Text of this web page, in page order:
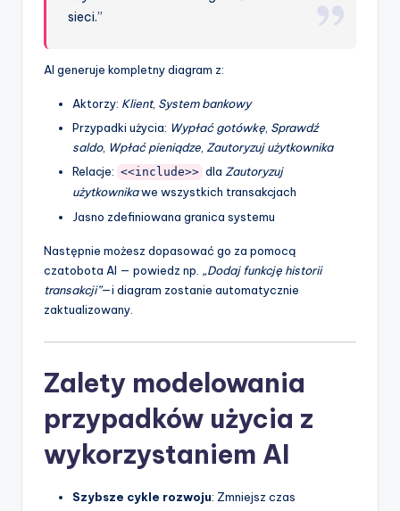
sieci.”
AI generuje kompletny diagram z:
Aktorzy: Klient, System bankowy
Przypadki użycia: Wypłać gotówkę, Sprawdź
saldo, Wpłać pieniądze, Zautoryzuj użytkownika
Relacje: <<include>> dla Zautoryzuj
użytkownikawe wszystkich transakcjach
Jasno zdefiniowana granica systemu
Następnie możesz dopasować go za pomocą
czatobota AI — powiedz np. „Dodaj funkcję historii
transakcji”—i diagram zostanie automatycznie
zaktualizowany.
Zalety modelowania
przypadków użycia z
wykorzystaniem AI
Szybsze cykle rozwoju: Zmniejsz czas